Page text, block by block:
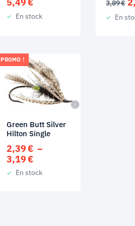
5,49 €
En stock
3,89€
En
PROMO !
Green Butt Silver
Hilton Single
2,39 € –
3,19 €Plage
de
En stock